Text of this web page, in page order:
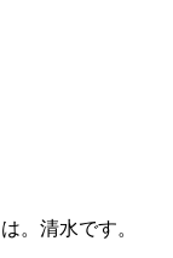
。清水です。